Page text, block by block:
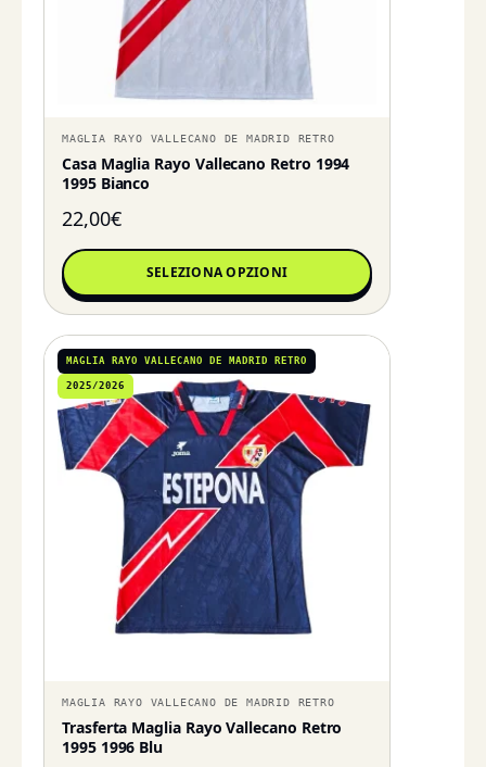
MAGLIA RAYO VALLECANO DE MADRID RETRO
Casa Maglia Rayo Vallecano Retro 1994
1995 Bianco
22,00€
SELEZIONA OPZIONI
MAGLIA RAYO VALLECANO DE MADRID RETRO
2025/2026
MAGLIA RAYO VALLECANO DE MADRID RETRO
Trasferta Maglia Rayo Vallecano Retro
1995 1996 Blu